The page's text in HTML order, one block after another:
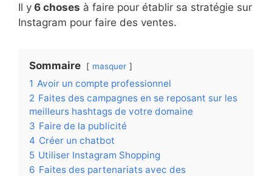
Il y 6 choses à faire pour établir sa stratégie sur
Instagram pour faire des ventes.
Sommaire masquer
1 Avoir un compte professionnel
2 Faites des campagnes en se reposant sur les
meilleurs hashtags de votre domaine
3 Faire de la publicité
4 Créer un chatbot
5 Utiliser Instagram Shopping
6 Faites des partenariats avec des